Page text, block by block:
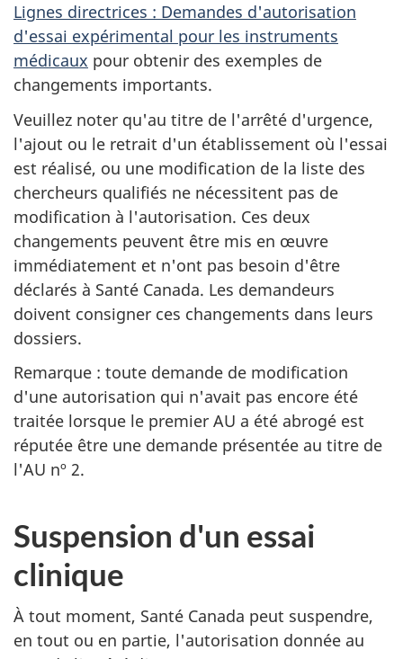
Lignes directrices : Demandes d'autorisation
d'essai expérimental pour les instruments
médicaux pour obtenir des exemples de
changements importants.
Veuillez noter qu'au titre de l'arrêté d'urgence,
l'ajout ou le retrait d'un établissement où l'essai
est réalisé, ou une modification de la liste des
chercheurs qualifiés ne nécessitent pas de
modification à l'autorisation. Ces deux
changements peuvent être mis en œuvre
immédiatement et n'ont pas besoin d'être
déclarés à Santé Canada. Les demandeurs
doivent consigner ces changements dans leurs
dossiers.
Remarque : toute demande de modification
d'une autorisation qui n'avait pas encore été
traitée lorsque le premier AU a été abrogé est
réputée être une demande présentée au titre de
l'AU nº 2.
Suspension d'un essai
clinique
À tout moment, Santé Canada peut suspendre,
en tout ou en partie, l'autorisation donnée au